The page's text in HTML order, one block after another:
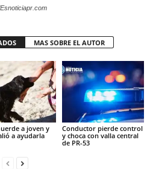
MAS SOBRE EL AUTOR
a joven y
a ayudarla
Conductor pierde control
y choca con valla central
de PR-53